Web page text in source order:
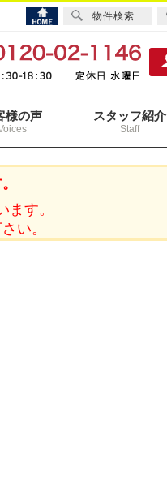
様の声 スタッフ紹介
Staff
す。
い。
物件検索